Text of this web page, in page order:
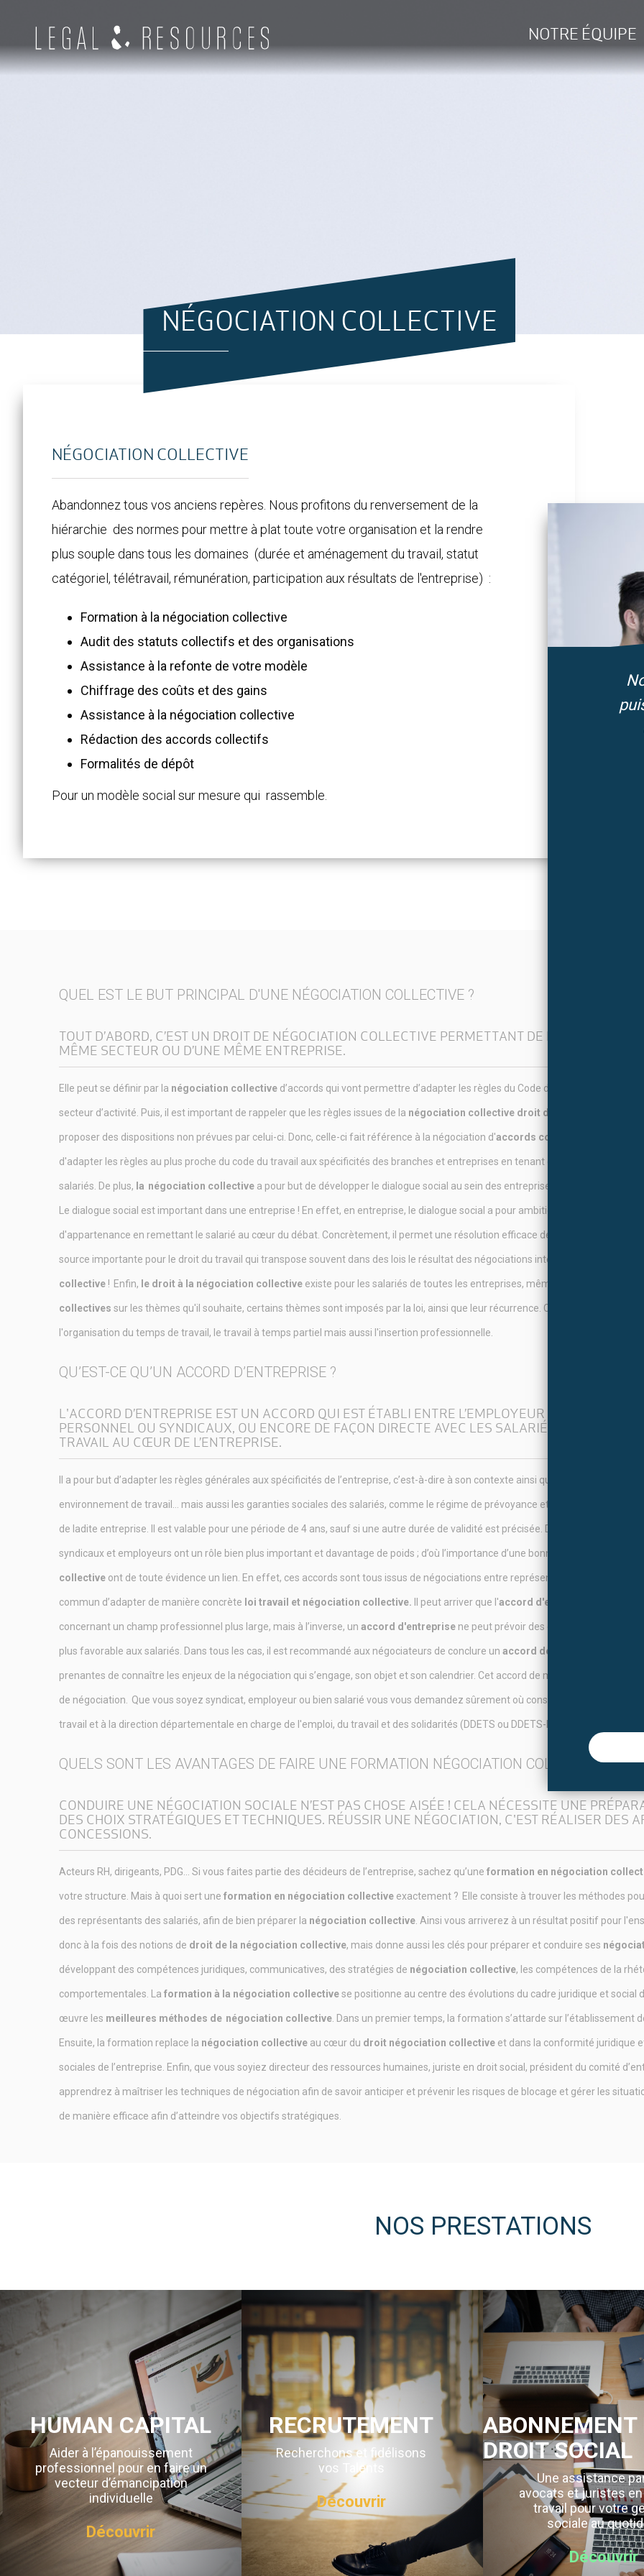
NOTRE ÉQUIPE
NÉGOCIATION COLLECTIVE
NÉGOCIATION COLLECTIVE
Abandonnez tous vos anciens repères. Nous profitons du renversement de la
hiérarchie des normes pour mettre à plat toute votre organisation et la rendre
plus souple dans tous les domaines (durée et aménagement du travail, statut
catégoriel, télétravail, rémunération, participation aux résultats de l'entreprise) :
Formation à la négociation collective
Audit des statuts collectifs et des organisations
Assistance à la refonte de votre modèle
Chiffrage des coûts et des gains
Assistance à la négociation collective
Rédaction des accords collectifs
Formalités de dépôt
Pour un modèle social sur mesure qui rassemble.
QUEL EST LE BUT PRINCIPAL D'UNE NÉGOCIATION COLLECTIVE ?
TOUT D’ABORD, C’EST UN DROIT DE NÉGOCIATION COLLECTIVE PERMETTANT DE PROTÉGER LES
MÊME SECTEUR OU D’UNE MÊME ENTREPRISE.
Elle peut se définir par la négociation collective d’accords qui vont permettre d’adapter les règles du Code du Travail aux
secteur d’activité. Puis, il est important de rappeler que les règles issues de la négociation collective droit du travail
proposer des dispositions non prévues par celui-ci. Donc, celle-ci fait référence à la négociation d'accords collectifs d’entreprise
d'adapter les règles au plus proche du code du travail aux spécificités des branches et entreprises en tenant compte des
salariés. De plus, la négociation collective a pour but de développer le dialogue social au sein des entreprises afin de mieux
Le dialogue social est important dans une entreprise ! En effet, en entreprise, le dialogue social a pour ambition de permettre
d'appartenance en remettant le salarié au cœur du débat. Concrètement, il permet une résolution efficace des problématiques
source importante pour le droit du travail qui transpose souvent dans des lois le résultat des négociations interprofessionnelles. Il
collective ! Enfin, le droit à la négociation collective existe pour les salariés de toutes les entreprises, même pour les plus
collectives sur les thèmes qu'il souhaite, certains thèmes sont imposés par la loi, ainsi que leur récurrence. C’est le cas des
l'organisation du temps de travail, le travail à temps partiel mais aussi l'insertion professionnelle.
QU’EST-CE QU’UN ACCORD D’ENTREPRISE ?
L'ACCORD D’ENTREPRISE EST UN ACCORD QUI EST ÉTABLI ENTRE L’EMPLOYEUR OU SON
PERSONNEL OU SYNDICAUX, OU ENCORE DE FAÇON DIRECTE AVEC LES SALARIÉS, SUR LA MISE
TRAVAIL AU CŒUR DE L’ENTREPRISE.
Il a pour but d’adapter les règles générales aux spécificités de l’entreprise, c’est-à-dire à son contexte ainsi qu’à ses activités.
environnement de travail… mais aussi les garanties sociales des salariés, comme le régime de prévoyance et les
de ladite entreprise. Il est valable pour une période de 4 ans, sauf si une autre durée de validité est précisée. Depuis la dernière loi
syndicaux et employeurs ont un rôle bien plus important et davantage de poids ; d’où l’importance d’une bonne
collective ont de toute évidence un lien. En effet, ces accords sont tous issus de négociations entre représentants du personnel
commun d’adapter de manière concrète loi travail et négociation collective. Il peut arriver que l'accord d'entreprise
concernant un champ professionnel plus large, mais à l’inverse, un accord d'entreprise ne peut prévoir des dispositions
plus favorable aux salariés. Dans tous les cas, il est recommandé aux négociateurs de conclure un accord de méthode
prenantes de connaître les enjeux de la négociation qui s’engage, son objet et son calendrier. Cet accord de méthode est bien
de négociation. Que vous soyez syndicat, employeur ou bien salarié vous vous demandez sûrement où consulter cet
travail et à la direction départementale en charge de l'emploi, du travail et des solidarités (DDETS ou DDETS-PP).
QUELS SONT LES AVANTAGES DE FAIRE UNE FORMATION NÉGOCIATION COLLECTIVE ?
CONDUIRE UNE NÉGOCIATION SOCIALE N’EST PAS CHOSE AISÉE ! CELA NÉCESSITE UNE
DES CHOIX STRATÉGIQUES ET TECHNIQUES. RÉUSSIR UNE NÉGOCIATION, C'EST RÉALISER DES
CONCESSIONS.
Acteurs RH, dirigeants, PDG… Si vous faites partie des décideurs de l’entreprise, sachez qu’une formation en négociation
votre structure. Mais à quoi sert une formation en négociation collective exactement ? Elle consiste à trouver les méthodes
des représentants des salariés, afin de bien préparer la négociation collective . Ainsi vous arriverez à un résultat positif pour
donc à la fois des notions de droit de la négociation collective, mais donne aussi les clés pour préparer et conduire ses
développant des compétences juridiques, communicatives, des stratégies de négociation collective, les compétences de la
comportementales. La formation à la négociation collectivese positionne au centre des évolutions du cadre juridique et social
œuvre les meilleures méthodes de négociation collective . Dans un premier temps, la formation s’attarde sur l’établissement
Ensuite, la formation replace la négociation collective au cœur du droit négociation collective et dans la conformité juridique
sociales de l’entreprise. Enfin, que vous soyiez directeur des ressources humaines, juriste en droit social, président du comité
apprendrez à maîtriser les techniques de négociation afin de savoir anticiper et prévenir les risques de blocage et gérer les
de manière efficace afin d’atteindre vos objectifs stratégiques.
NOS PRESTATIONS
HUMAN CAPITAL
Aider à l’épanouissement
professionnel pour en faire un
vecteur d’émancipation
individuelle
Découvrir
RECRUTEMENT
Recherchons et fidélisons
vos Talents
Découvrir
ABONNEMENT
DROIT SOCIAL
Une assistance
avocats et juristes
travail pour votre
sociale au
Découvrir